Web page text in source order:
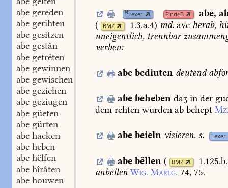
abe gereden
abe gerihten
abe gesitzen
abe gestân
abe getrëten
abe gewinnen
abe gewischen
abe geziehen
abe geziugen
abe güeten
abe gürten
abe hacken
abe heben
abe hëlfen
abe hîrâten
abe houwen
NLexer FindeB abe,
(
BMZ 1.3.a.4) md. ave herab,
uneigentlich, trennbar
verben:
abebediuten deutend
abebeheben daʒinder
dem rehten wurden ab behept
abebeieln visieren. s. Lexer
abebëllen ( BMZ
anbellen Wig. Marlg. 74, 75.